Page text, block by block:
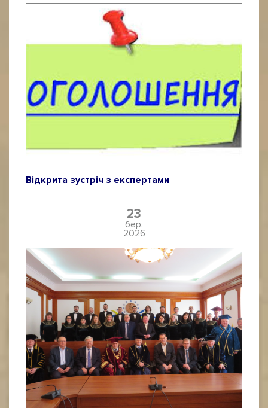
Відкрита зустріч з експертами
23
бер.
2026